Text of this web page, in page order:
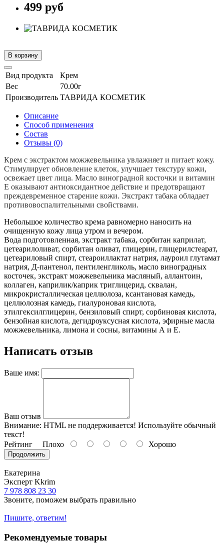
499 руб
В корзину
Вид продукта
Крем
Вес
70.00г
Производитель ТАВРИДА КОСМЕТИК
Описание
Способ применения
Состав
Отзывы (0)
Крем с экстрактом можжевельника увлажняет и питает кожу.
Стимулирует обновление клеток, улучшает текстуру кожи,
освежает цвет лица. Масло виноградной косточки и витамин
Е оказывают антиоксидантное действие и предотвращают
преждевременное старение кожи. Экстракт табака обладает
противовоспалительными свойствами.
Небольшое количество крема равномерно наносить на
очищенную кожу лица утром и вечером.
Вода подготовленная, экстракт табака, сорбитан каприлат,
цетеарилоливат, сорбитан оливат, глицерин, глицерилстеарат,
цетеариловый спирт, стеароиллактат натрия, лауроил глутамат
натрия, Д-пантенол, пентиленгликоль, масло виноградных
косточек, экстракт можжевельника масляный, аллантоин,
коллаген, каприлик/каприк триглицерид, сквалан,
микрокристаллическая целлюлоза, ксантановая камедь,
целлюлозная камедь, гиалуроновая кислота,
этилгексилглицерин, бензиловый спирт, сорбиновая кислота,
бензойная кислота, дегидроуксусная кислота, эфирные масла
можжевельника, лимона и сосны, витамины А и Е.
Написать отзыв
Ваше имя:
Ваш отзыв
Внимание: HTML не поддерживается! Используйте обычный
текст!
Рейтинг Плохо Хорошо
Продолжить
Екатерина
Эксперт Kkrim
7 978 808 23 30
Звоните, поможем выбрать правильно
Пишите, ответим!
Рекомендуемые товары